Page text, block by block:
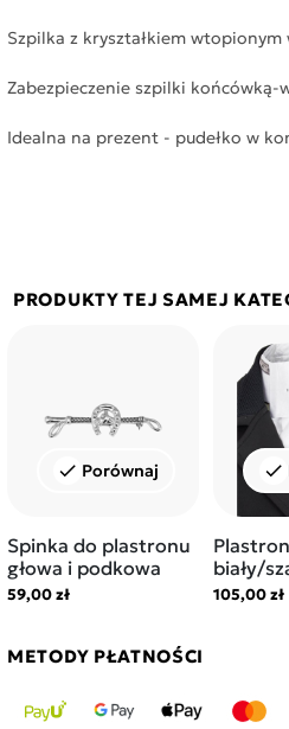
Szpilka z kryształkiem wtopionym
Zabezpieczenie szpilki końcówką-
Idealna na prezent - pudełko w
PRODUKTY TEJ SAMEJ
check Porównaj
Spinka do plastronu
głowa i podkowa
59,00 zł
check
biały/
105,00 zł
METODY PŁATNOŚCI